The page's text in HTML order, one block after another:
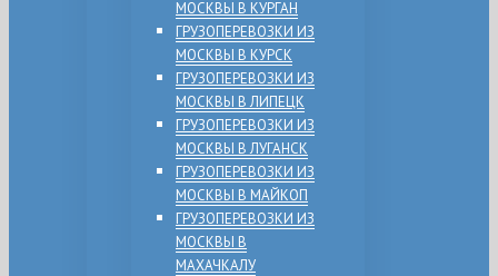
МОСКВЫ В КУРГАН
ГРУЗОПЕРЕВОЗКИ ИЗ
МОСКВЫ В КУРСК
ГРУЗОПЕРЕВОЗКИ ИЗ
МОСКВЫ В ЛИПЕЦК
ГРУЗОПЕРЕВОЗКИ ИЗ
МОСКВЫ В ЛУГАНСК
ГРУЗОПЕРЕВОЗКИ ИЗ
МОСКВЫ В МАЙКОП
ГРУЗОПЕРЕВОЗКИ ИЗ
МОСКВЫ В
МАХАЧКАЛУ